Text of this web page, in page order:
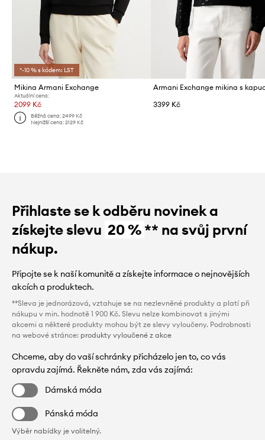
*-10 % s kódem: LST
Mikina Armani Exchange
Aktuální cena:
2099 Kč
Běžná cena:2499 Kč
Nejnižší cena:2129 Kč
3399 Kč
Přihlaste se k odběru novinek a
získejte slevu 20 %** na svůj první
nákup.
Připojte se k naší komunitě a získejte informace o nejnovějších
akcích a produktech.
**Sleva je jednorázová, vztahuje se na nezlevněné produkty a platí při
nákupu v min. hodnotě 1 900 Kč. Slevu nelze kombinovat s jinými
akcemi a některé produkty mohou být ze slevy vyloučeny. Podrobnosti
na webové stránce: produkty vyloučené z akce
Chceme, aby do vaší schránky přicházelo jen to, co vás
opravdu zajímá. Řekněte nám, zda vás zajímá:
Dámská móda
Pánská móda
Výběr nabídky je volitelný.